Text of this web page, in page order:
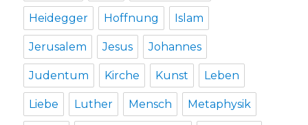
Heidegger Hoffnung Islam
Jerusalem Jesus Johannes
Judentum Kirche Kunst Leben
Liebe Luther Mensch Metaphysik